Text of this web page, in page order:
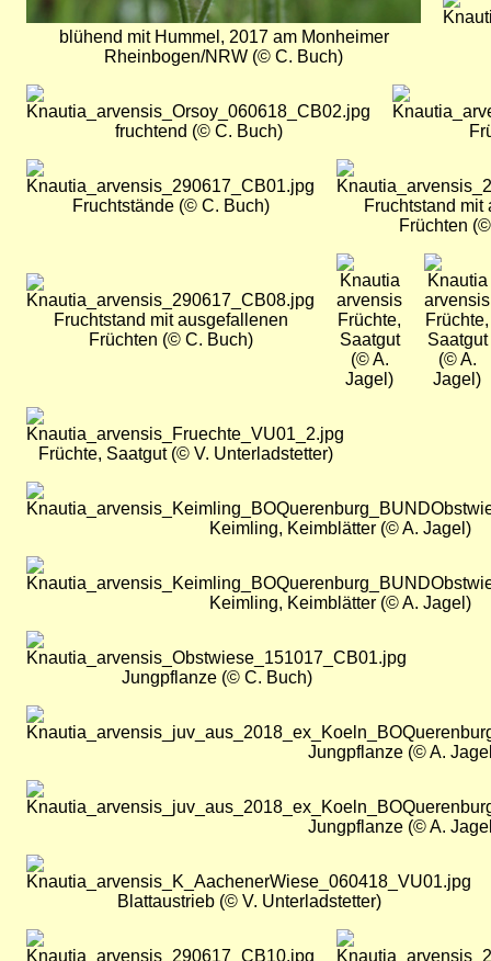
blühend mit Hummel, 2017 am Monheimer
Rheinbogen/NRW (© C. Buch)
Bild
fruchtend (© C. Buch)
Bild
Bild
Fruchtstände (© C. Buch)
Bild
Fruchtstand mit
Früchten
Bild
Fruchtstand mit ausgefallenen
Früchten (© C. Buch)
Bild
Früchte,
Saatgut
(© A.
Jagel)
Bild
Früchte,
Saatgut
(© A.
Jagel)
Bild
Früchte, Saatgut (© V. Unterladstetter)
Bild
Keimling, Keimblätter (© A. Jagel)
Bild
Keimling, Keimblätter (© A. Jagel)
Bild
Jungpflanze (© C. Buch)
Bild
Jungpflanze (© A.
Bild
Jungpflanze (© A.
Bild
Blattaustrieb (© V. Unterladstetter)
Bild
Bild